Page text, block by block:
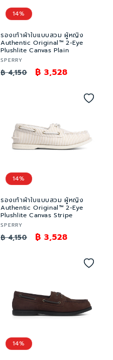
14%
รองเท้าผ้าใบแบบสวม ผู้หญิง
Authentic Original™ 2-Eye
Plushlite Canvas Plain
เวน
เด
SPERRY
ราคา
฿ 4,150
ราคา
฿ 3,528
14%
รองเท้าผ้าใบแบบสวม ผู้หญิง
Authentic Original™ 2-Eye
Plushlite Canvas Stripe
เวน
เด
SPERRY
ราคา
฿ 4,150
ราคา
฿ 3,528
14%